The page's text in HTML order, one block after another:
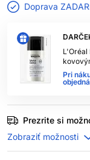
L'Oréal
Pri
Doprava
Prezrite si